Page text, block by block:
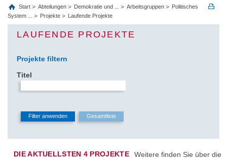
Start Abteilungen Demokratie und ... Arbeitsgruppen
Politisches
System ...
Projekte Laufende Projekte
LAUFENDE PROJEKTE
Projekte filtern
Titel
DIE AKTUELLSTEN 4 PROJEKTE
Weitere finden Sie über die